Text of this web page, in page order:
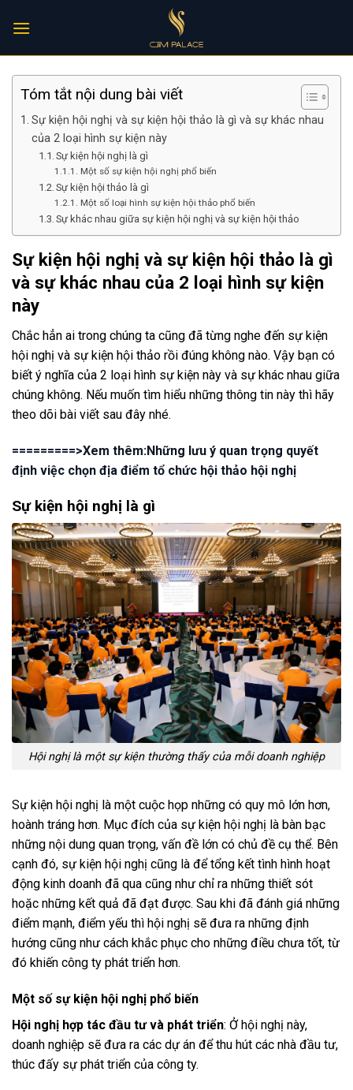
Tóm tắt nội dung bài viết
Sự kiện hội nghị và sự kiện hội thảo là gì và sự khác nhau
của 2 loại hình sự kiện này
Sự kiện hội nghị là gì
Một số sự kiện hội nghị phổ biến
Sự kiện hội thảo là gì
Một số loại hình sự kiện hội thảo phổ biến
Sự khác nhau giữa sự kiện hội nghị và sự kiện hội thảo
Sự kiện hội nghị và sự kiện hội thảo là gì
và sự khác nhau của 2 loại hình sự kiện
này
Chắc hẳn ai trong chúng ta cũng đã từng nghe đến sự kiện
hội nghị và sự kiện hội thảo rồi đúng không nào. Vậy bạn có
biết ý nghĩa của 2 loại hình sự kiện này và sự khác nhau giữa
chúng không. Nếu muốn tìm hiểu những thông tin này thì hãy
theo dõi bài viết sau đây nhé.
=========>Xem thêm:Những lưu ý quan trọng quyết
định việc chọn địa điểm tổ chức hội thảo hội nghị
Sự kiện hội nghị là gì
Hội nghị là một sự kiện thường thấy của mỗi doanh nghiệp
Sự kiện hội nghị là một cuộc họp những có quy mô lớn hơn,
hoành tráng hơn. Mục đích của sự kiện hội nghị là bàn bạc
những nội dung quan trọng, vấn đề lớn có chủ đề cụ thể. Bên
cạnh đó, sự kiện hội nghị cũng là để tổng kết tình hình hoạt
động kinh doanh đã qua cũng như chỉ ra những thiết sót
hoặc những kết quả đã đạt được. Sau khi đã đánh giá những
điểm mạnh, điểm yếu thì hội nghị sẽ đưa ra những định
hướng cũng như cách khắc phục cho những điều chưa tốt, từ
đó khiến công ty phát triển hơn.
Một số sự kiện hội nghị phổ biến
Hội nghị hợp tác đầu tư và phát triển: Ở hội nghị này,
doanh nghiệp sẽ đưa ra các dự án để thu hút các nhà đầu tư,
thúc đấy sự phát triển của công ty.